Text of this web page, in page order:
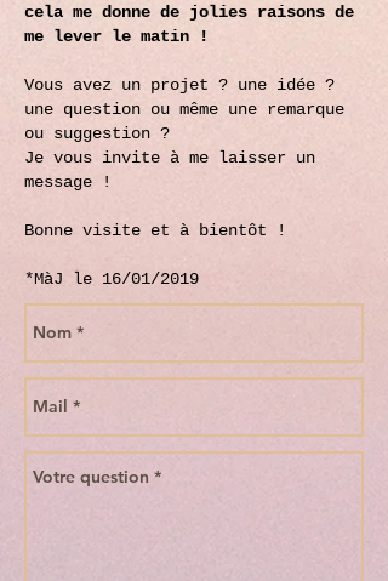
cela me donne de jolies raisons de
me lever le matin !
Vous avez un projet ? une idée ?
une question ou même une remarque
ou suggestion ?
Je vous invite à me laisser un
message !
Bonne visite et à bientôt !
*MàJ le 16/01/2019